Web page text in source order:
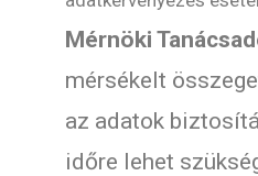
Mérnöki
mérsékelt
az adatok
időre lehet